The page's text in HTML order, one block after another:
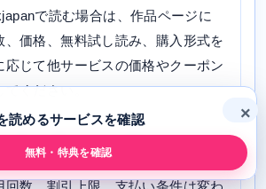
で読む場合は、作品ページに
、価格、無料試し読み、購入形式を
応じて他サービスの価格やクーポン
てください。
初回・曜日・まとめ買い系のクー
ーンが出ることがあります。ただし
読めるサービスを確認
無料・特典を確認
×